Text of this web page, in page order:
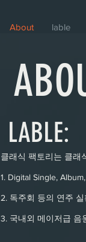
About lable
​LABLE:
클래식 팩토리는 클래
1. Digital Single,
2. 독주회 등의 연주
3. 국내외 메이저급 음